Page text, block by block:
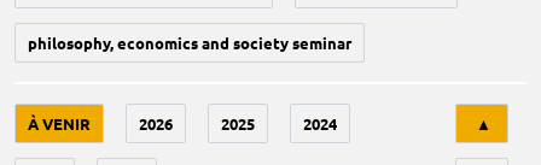
philosophy, economics and society seminar
À VENIR 2026 2025 2024 ▲